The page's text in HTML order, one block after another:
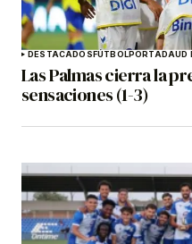
DESTACADOSFÚTBOLPORTADAUD
Las Palmas cierra la
sensaciones (1-3)